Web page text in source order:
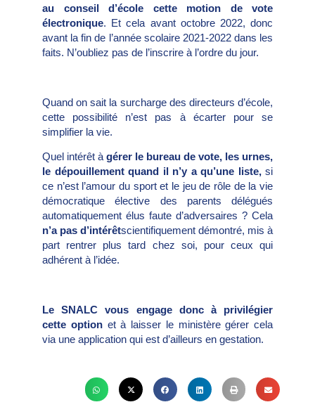
au conseil d’école cette motion de vote
électronique. Et cela avant octobre 2022, donc
avant la fin de l’année scolaire 2021-2022 dans les
faits. N’oubliez pas de l’inscrire à l’ordre du jour.
Quand on sait la surcharge des directeurs d’école,
cette possibilité n’est pas à écarter pour se
simplifier la vie.
Quel intérêt à gérer le bureau de vote, les urnes,
le dépouillement quand il n’y a qu’une liste,si
ce n’est l’amour du sport et le jeu de rôle de la vie
démocratique élective des parents délégués
automatiquement élus faute d’adversaires ? Cela
n’a pas d’intérêtscientifiquement démontré, mis à
part rentrer plus tard chez soi, pour ceux qui
adhérent à l’idée.
Le SNALC vous engage donc à privilégier
cette optionet à laisser le ministère gérer cela
via une application qui est d’ailleurs en gestation.